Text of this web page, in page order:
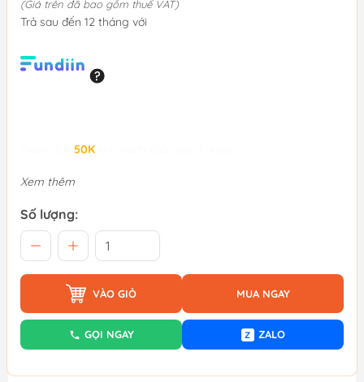
(Giá trên đã bao gồm thuế VAT)
Trả sau đến 12 tháng với
50K
Xem thêm
Số lượng:
VÀO GIỎ MUA NGAY
GỌI NGAY Z ZALO